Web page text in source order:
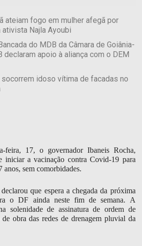
ateiam fogo em mulher afegã por
ativista Najla Ayoubi
do MDB da Câmara de Goiânia-
declaram apoio à aliança com o DEM
socorrem idoso vítima de facadas no
feira, 17, o governador Ibaneis Rocha,
iniciar a vacinação contra Covid-19 para
anos, sem comorbidades.
que espera a chegada da próxima
o DF ainda neste fim de semana. A
solenidade de assinatura de ordem de
obra das redes de drenagem pluvial da